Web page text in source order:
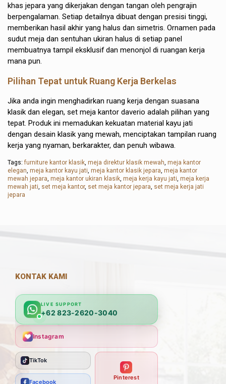
khas jepara yang dikerjakan dengan tangan oleh pengrajin
berpengalaman. Setiap detailnya dibuat dengan presisi tinggi,
memberikan hasil akhir yang halus dan simetris. Ornamen pada
sudut meja dan sentuhan ukiran halus di setiap panel
membuatnya tampil eksklusif dan menonjol di ruangan kerja
mana pun.
Pilihan Tepat untuk Ruang Kerja Berkelas
Jika anda ingin menghadirkan ruang kerja dengan suasana
klasik dan elegan, set meja kantor daverio adalah pilihan yang
tepat. Produk ini memadukan kekuatan material kayu jati
dengan desain klasik yang mewah, menciptakan tampilan ruang
kerja yang nyaman, berkarakter, dan penuh wibawa.
Tags:furniture kantor klasik, meja direktur klasik mewah, meja kantor
elegan, meja kantor kayu jati, meja kantor klasik jepara, meja kantor
mewah jepara, meja kantor ukiran klasik, meja kerja kayu jati, meja kerja
mewah jati, set meja kantor, set meja kantor jepara, set meja kerja jati
jepara
KONTAK KAMI
LIVE SUPPORT
+62 823-2620-3040
Instagram
TikTok
Facebook
Pinterest